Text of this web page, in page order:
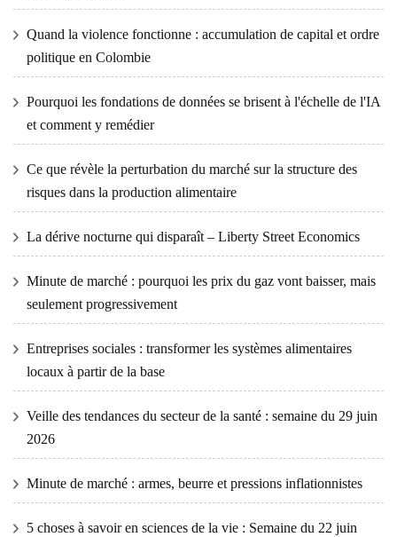
Quand la violence fonctionne : accumulation de capital et ordre
politique en Colombie
Pourquoi les fondations de données se brisent à l'échelle de l'IA
et comment y remédier
Ce que révèle la perturbation du marché sur la structure des
risques dans la production alimentaire
La dérive nocturne qui disparaît – Liberty Street Economics
Minute de marché : pourquoi les prix du gaz vont baisser, mais
seulement progressivement
Entreprises sociales : transformer les systèmes alimentaires
locaux à partir de la base
Veille des tendances du secteur de la santé : semaine du 29 juin
2026
Minute de marché : armes, beurre et pressions inflationnistes
5 choses à savoir en sciences de la vie : Semaine du 22 juin